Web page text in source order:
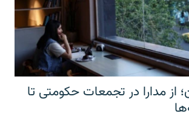
از مدارا در تجمعات حکومتی تا